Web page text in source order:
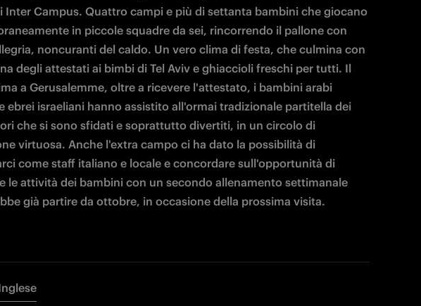
Inter Campus. Quattro campi e più di settanta bambini che giocano
in piccole squadre da sei, rincorrendo il pallone con
noncuranti del caldo. Un vero clima di festa, che culmina con
degli attestati ai bimbi di Tel Aviv e ghiaccioli freschi per tutti. Il
a Gerusalemme, oltre a ricevere l'attestato, i bambini arabi
ebrei israeliani hanno assistito all'ormai tradizionale partitella dei
che si sono sfidati e soprattutto divertiti, in un circolo di
virtuosa. Anche l'extra campo ci ha dato la possibilità di
come staff italiano e locale e concordare sull'opportunità di
le attività dei bambini con un secondo allenamento settimanale
già partire da ottobre, in occasione della prossima visita.